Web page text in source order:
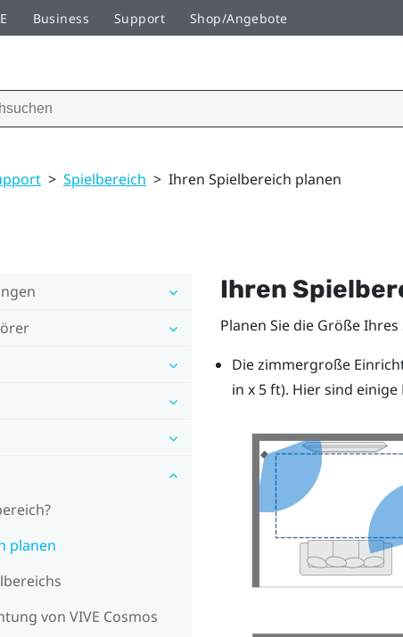
Business Support Shop/Angebote
> Spielbereich > Ihren Spielbereich planen
planen
von VIVE Cosmos
Ihren
Planen Sie die Größe
Die zimmergroße
in x 5 ft). Hier sind einige